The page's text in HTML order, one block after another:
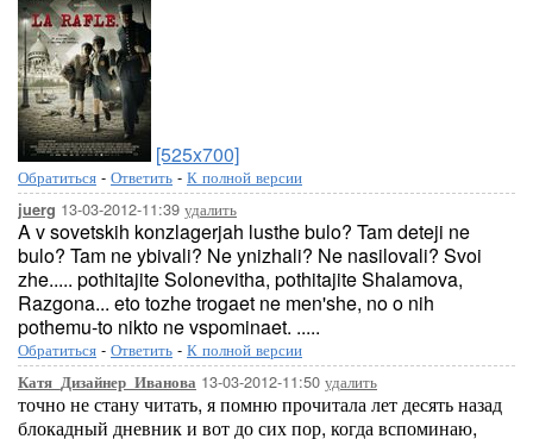
[525x700]
Обратиться - Ответить - К полной версии
juerg 13-03-2012-11:39 удалить
A v sovetskih konzlagerjah lusthe bulo? Tam deteji ne
bulo? Tam ne ybivali? Ne ynizhali? Ne nasilovali? Svoi
zhe..... pothitajite Solonevitha, pothitajite Shalamova,
Razgona... eto tozhe trogaet ne men'she, no o nih
pothemu-to nikto ne vspominaet. .....
Обратиться - Ответить - К полной версии
Катя_Дизайнер_Иванова 13-03-2012-11:50 удалить
точно не стану читать, я помню прочитала лет десять назад
блокадный дневник и вот до сих пор, когда вспоминаю,